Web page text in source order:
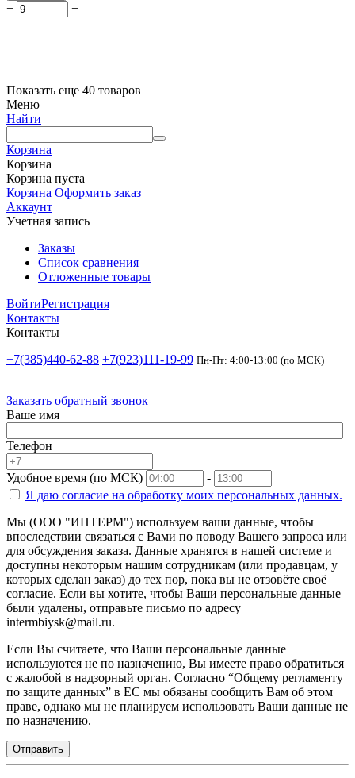
+ −
Показать еще 40 товаров
Меню
Найти
Корзина
Корзина
Корзина пуста
Корзина Оформить заказ
Аккаунт
Учетная запись
Заказы
Список сравнения
Отложенные товары
ВойтиРегистрация
Контакты
Контакты
+7(385)440-62-88 +7(923)111-19-99 Пн-Пт: 4:00-13:00 (по МСК)
Заказать обратный звонок
Ваше имя
Телефон
Удобное время (по МСК)
-
Я даю согласие на обработку моих персональных данных.
Мы (ООО "ИНТЕРМ") используем ваши данные, чтобы
впоследствии связаться с Вами по поводу Вашего запроса или
для обсуждения заказа. Данные хранятся в нашей системе и
доступны некоторым нашим сотрудникам (или продавцам, у
которых сделан заказ) до тех пор, пока вы не отзовёте своё
согласие. Если вы хотите, чтобы Ваши персональные данные
были удалены, отправьте письмо по адресу
intermbiysk@mail.ru.
Если Вы считаете, что Ваши персональные данные
используются не по назначению, Вы имеете право обратиться
с жалобой в надзорный орган. Согласно “Общему регламенту
по защите данных” в ЕС мы обязаны сообщить Вам об этом
праве, однако мы не планируем использовать Ваши данные не
по назначению.
Отправить